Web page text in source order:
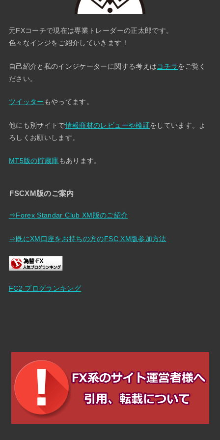
元FXコーチで現在は専業トレーダーの正太郎です。
色々なインジをご紹介していきます！
自己紹介と私のインジケーターに関する考えはコチラをご覧く
ださい。
ツイッター もやってます。
他にも別サイトで情報商材のレビューや検証をしています。よ
ろしくお願いします。
MT5版の貯蔵庫もあります。
FSCXM版のご案内
⇒Forex Standar Club XM版のご紹介
⇒既にXM口座をお持ちの方のFSC XM版参加方法
FC2 ブログランキング